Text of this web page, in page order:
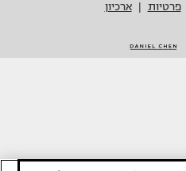
פרטיות ארכיון